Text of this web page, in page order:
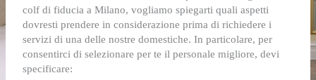
colf di fiducia a Milano, vogliamo spiegarti quali aspetti
dovresti prendere in considerazione prima di richiedere i
servizi di una delle nostre domestiche. In particolare, per
consentirci di selezionare per te il personale migliore, devi
specificare: